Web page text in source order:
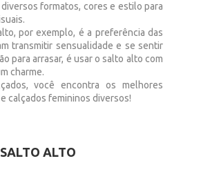
formatos, cores e estilo para
por exemplo, é a preferência das
transmitir sensualidade e se sentir
para arrasar, é usar o salto alto com
charme.
você encontra os melhores
calçados femininos diversos!
SALTO ALTO